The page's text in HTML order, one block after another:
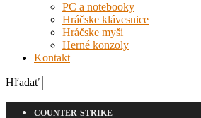
PC a notebooky
Hráčske klávesnice
Hráčske myši
Herné konzoly
Kontakt
Hľadať
COUNTER-STRIKE